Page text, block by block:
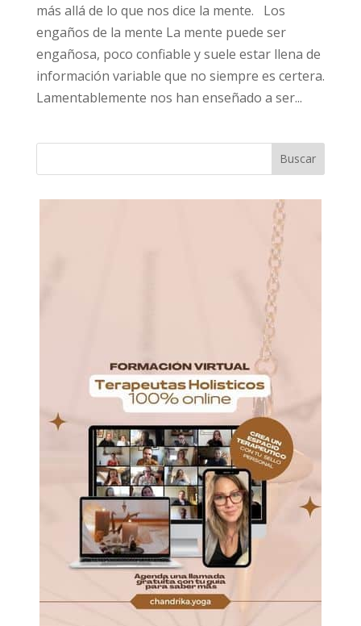
más allá de lo que nos dice la mente. Los
engaños de la mente La mente puede ser
engañosa, poco confiable y suele estar llena de
información variable que no siempre es certera.
Lamentablemente nos han enseñado a ser...